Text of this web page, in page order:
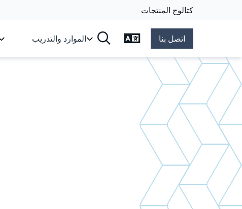
كتالوج المنتجات
الموارد والتدريب تغيير اللغةاتصل بنا